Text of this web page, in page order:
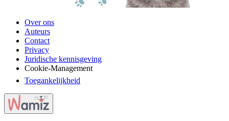
Over ons
Auteurs
Contact
Privacy
Juridische kennisgeving
Cookie-Management
Toegankelijkheid